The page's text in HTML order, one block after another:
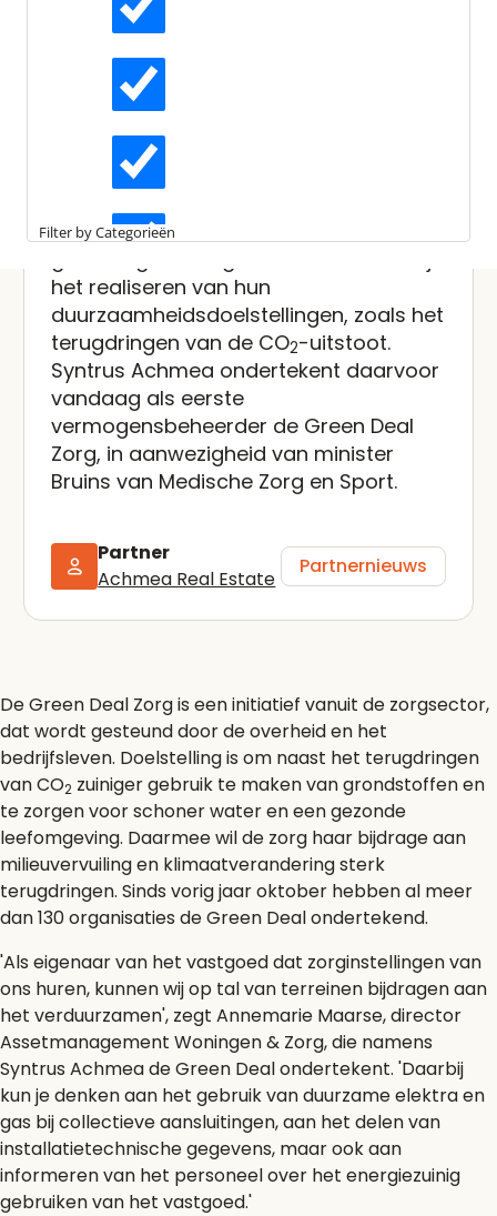
Longreads
Partnernieuws
Filter by Categorieën
Laatst bewerkt:
2 minuten
Syntrus Achmea helpt
zorgorganisaties met
verduurzamen
Syntrus Achmea Real Estate & Finance
het realiseren van hun
duurzaamheidsdoelstellingen, zoals het
terugdringen van de CO2-uitstoot.
Syntrus Achmea ondertekent daarvoor
vandaag als eerste
vermogensbeheerder de Green Deal
Zorg, in aanwezigheid van minister
Bruins van Medische Zorg en Sport.
Partner
Achmea Real Estate
Partnernieuws
De Green Deal Zorg is een initiatief vanuit de zorgsector,
dat wordt gesteund door de overheid en het
bedrijfsleven. Doelstelling is om naast het terugdringen
van CO2 zuiniger gebruik te maken van grondstoffen en
te zorgen voor schoner water en een gezonde
leefomgeving. Daarmee wil de zorg haar bijdrage aan
milieuvervuiling en klimaatverandering sterk
terugdringen. Sinds vorig jaar oktober hebben al meer
dan 130 organisaties de Green Deal ondertekend.
'Als eigenaar van het vastgoed dat zorginstellingen van
ons huren, kunnen wij op tal van terreinen bijdragen aan
het verduurzamen', zegt Annemarie Maarse, director
Assetmanagement Woningen & Zorg, die namens
Syntrus Achmea de Green Deal ondertekent. 'Daarbij
kun je denken aan het gebruik van duurzame elektra en
gas bij collectieve aansluitingen, aan het delen van
installatietechnische gegevens, maar ook aan
informeren van het personeel over het energiezuinig
gebruiken van het vastgoed.'